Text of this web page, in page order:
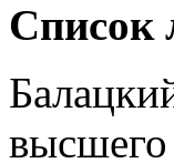
Список
высшего